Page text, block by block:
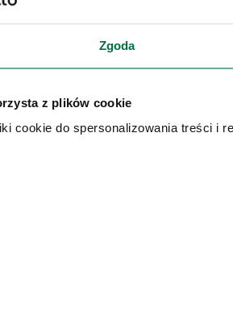
Zgoda
z plików cookie
cookie do spersonalizowania treści i